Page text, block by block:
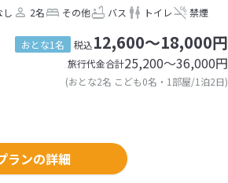
し 2名 その他 バス トイレ 禁煙
おとな1名 税込12,600～18,000円
旅行代金合計25,200〜36,000円
(おとな2名 こども0名・1部屋/1泊2日)
ランの詳細